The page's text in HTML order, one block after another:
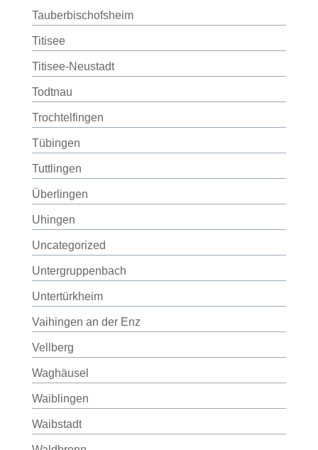
Tauberbischofsheim
Titisee
Titisee-Neustadt
Todtnau
Trochtelfingen
Tübingen
Tuttlingen
Überlingen
Uhingen
Uncategorized
Untergruppenbach
Untertürkheim
Vaihingen an der Enz
Vellberg
Waghäusel
Waiblingen
Waibstadt